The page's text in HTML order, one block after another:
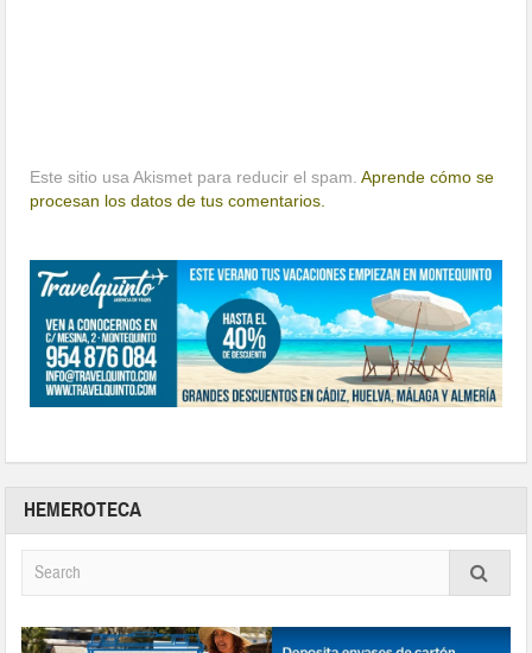
Este sitio usa Akismet para reducir el spam.Aprende cómo se
procesan los datos de tus comentarios.
HEMEROTECA